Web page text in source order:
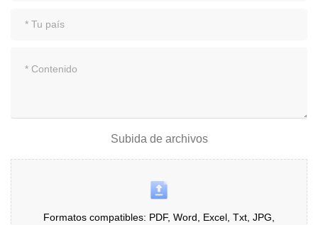
Subida de archivos
Formatos compatibles: PDF, Word, Excel, Txt, JPG,